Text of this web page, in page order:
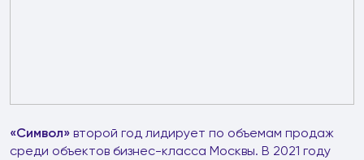
«Символ» второй год лидирует по объемам продаж
среди объектов бизнес-класса Москвы. В 2021 году